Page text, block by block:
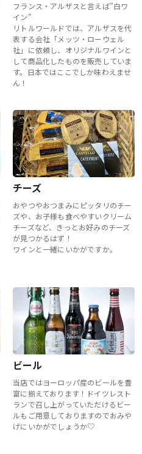
フランス・アルザスと言えば”白ワ
イン”
リトルワールドでは、アルザスを代
表する会社「メッツ・ローウェル
社」に依頼し、オリジナルワインと
して商品化したものを販売していま
す。日本ではここでしか味わえませ
ん！
チーズ
おやつやおつまみにピッタリのチー
ズや、お子様も食べやすいクリーム
チーズなど、きっとお好みのチーズ
が見つかるはず！
ワインと一緒にいかがですか。
ビール
当店ではヨーロッパ産のビールを豊
富に揃えております！ドイツレスト
ランで召し上がっていただけるビー
ルもご用意しておりますのでおみや
げにいかがでしょうか♡